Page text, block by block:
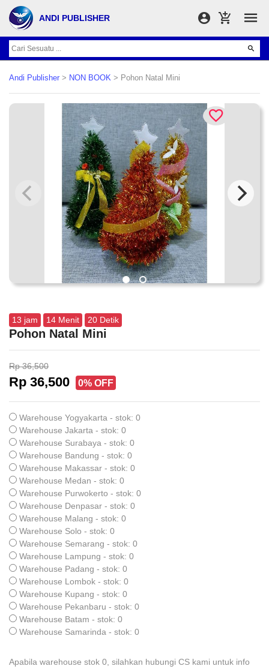
ANDI PUBLISHER
Andi Publisher > NON BOOK > Pohon Natal Mini
13 jam 14 Menit 19 Detik
Pohon Natal Mini
Rp 36,500
Rp 36,500 0% OFF
Warehouse Yogyakarta - stok: 0
Warehouse Jakarta - stok: 0
Warehouse Surabaya - stok: 0
Warehouse Bandung - stok: 0
Warehouse Makassar - stok: 0
Warehouse Medan - stok: 0
Warehouse Purwokerto - stok: 0
Warehouse Denpasar - stok: 0
Warehouse Malang - stok: 0
Warehouse Solo - stok: 0
Warehouse Semarang - stok: 0
Warehouse Lampung - stok: 0
Warehouse Padang - stok: 0
Warehouse Lombok - stok: 0
Warehouse Kupang - stok: 0
Warehouse Pekanbaru - stok: 0
Warehouse Batam - stok: 0
Warehouse Samarinda - stok: 0
Apabila warehouse stok 0, silahkan hubungi CS kami untuk info